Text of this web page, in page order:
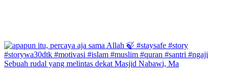
Sebuah rudal yang melintas dekat Masjid Nabawi, Ma